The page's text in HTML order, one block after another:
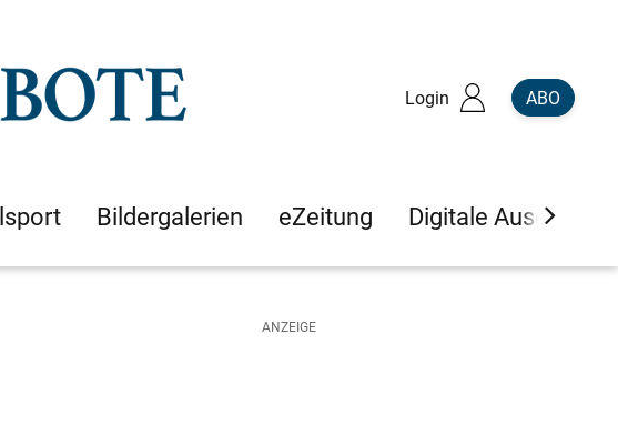
Login ABO
Bildergalerien eZeitung Digitale Ausgaben